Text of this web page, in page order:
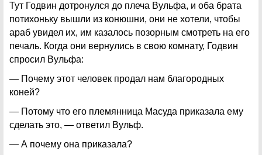
Тут Годвин дотронулся до плеча Вульфа, и оба брата
потихоньку вышли из конюшни, они не хотели, чтобы
араб увидел их, им казалось позорным смотреть на его
печаль. Когда они вернулись в свою комнату, Годвин
спросил Вульфа:
— Почему этот человек продал нам благородных
коней?
— Потому что его племянница Масуда приказала ему
сделать это, — ответил Вульф.
— А почему она приказала?